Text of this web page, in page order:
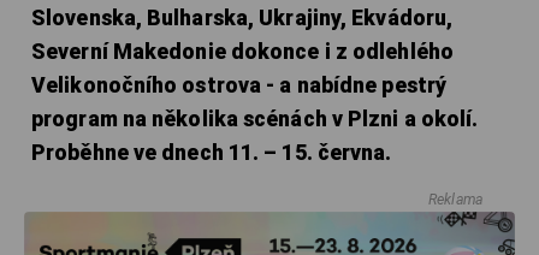
Slovenska, Bulharska, Ukrajiny, Ekvádoru,
Severní Makedonie dokonce i z odlehlého
Velikonočního ostrova - a nabídne pestrý
program na několika scénách v Plzni a okolí.
Proběhne ve dnech 11. – 15. června.
Reklama